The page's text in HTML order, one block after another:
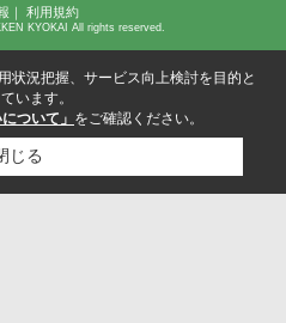
｜ 利用規約
KYOKAI All rights reserved.
状況把握、サービス向上検討を目的と
います。
ついて」 をご確認ください。
じる